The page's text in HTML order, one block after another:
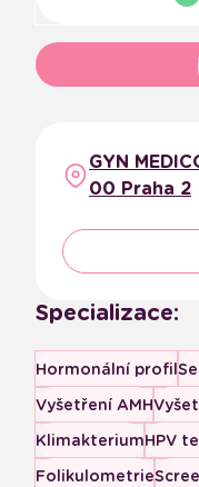
GYN
00 Praha 2
Specializace:
Hormonální profil
Vyšetření AMH
KlimakteriumHPV
Folikulometrie